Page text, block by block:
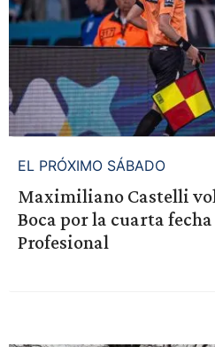
EL PRÓXIMO SÁBADO
Maximiliano Castelli
Boca por la cuarta
Profesional